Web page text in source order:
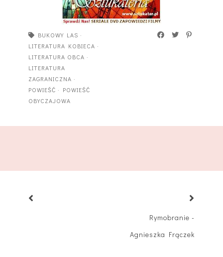
BUKOWY LAS ·
LITERATURA KOBIECA ·
LITERATURA OBCA ·
LITERATURA
ZAGRANICZNA ·
POWIEŚĆ · POWIEŚĆ
OBYCZAJOWA
Rymobranie -
Agnieszka Frączek